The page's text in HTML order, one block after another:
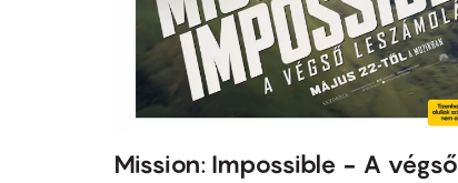
Mission: Impossible - A végső